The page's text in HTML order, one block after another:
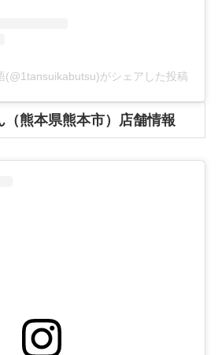
(@1tansuikabutsu)がシェアした投稿
（熊本県熊本市）店舗情報